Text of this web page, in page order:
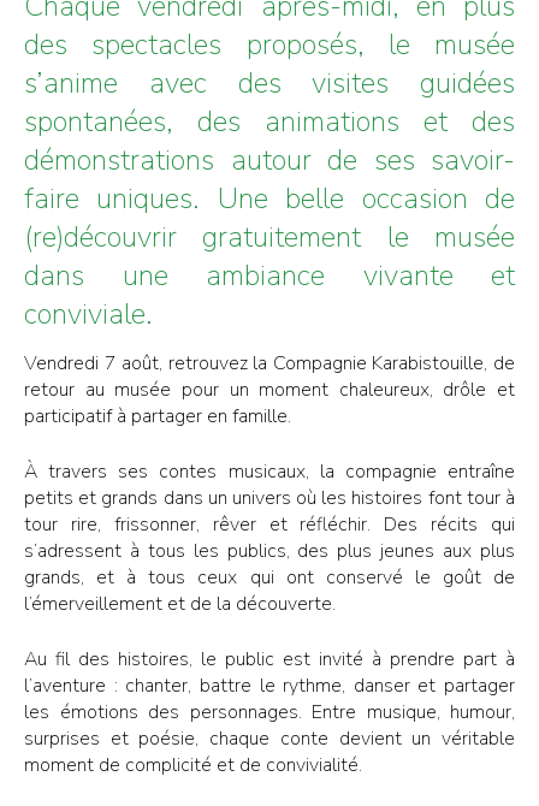
des spectacles proposés, le musée
s’anime avec des visites guidées
spontanées, des animations et des
démonstrations autour de ses savoir-
faire uniques. Une belle occasion de
(re)découvrir gratuitement le musée
dans une ambiance vivante et
conviviale.
Vendredi 7 août, retrouvez la Compagnie Karabistouille, de
retour au musée pour un moment chaleureux, drôle et
participatif à partager en famille.
À travers ses contes musicaux, la compagnie entraîne
petits et grands dans un univers où les histoires font tour à
tour rire, frissonner, rêver et réfléchir. Des récits qui
s’adressent à tous les publics, des plus jeunes aux plus
grands, et à tous ceux qui ont conservé le goût de
l’émerveillement et de la découverte.
Au fil des histoires, le public est invité à prendre part à
l’aventure : chanter, battre le rythme, danser et partager
les émotions des personnages. Entre musique, humour,
surprises et poésie, chaque conte devient un véritable
moment de complicité et de convivialité.